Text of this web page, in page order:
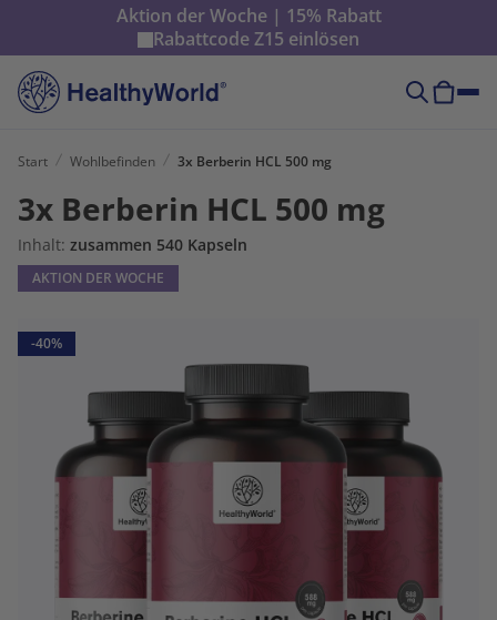
Aktion der Woche | 15% Rabatt
RabattcodeZ15 einlösen
Start Wohlbefinden 3x Berberin HCL 500 mg
3x Berberin HCL 500 mg
Inhalt: zusammen 540 Kapseln
AKTION DER WOCHE
-40%